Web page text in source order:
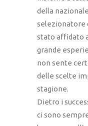
della
selezionatore
stato affidato
grande
non sente
delle scelte
stagione.
Dietro i
ci sono